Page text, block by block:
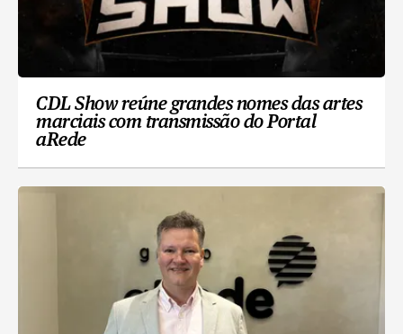
CDL Show reúne grandes nomes das artes
marciais com transmissão do Portal
aRede